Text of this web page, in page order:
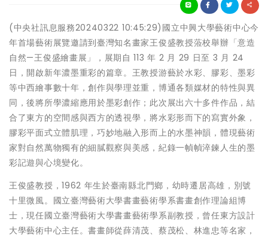
(中央社訊息服務20240322 10:45:29)國立中興大學藝術中心今
年首場藝術展覽邀請到臺灣知名畫家王俊盛教授蒞校舉辦「意造
自然—王俊盛繪畫展」，展期自 113 年 2 月 29 日至 3 月 24
日，開啟新年濃墨重彩的篇章。王教授游藝於水彩、膠彩、墨彩
等中西繪事數十年，創作與學理並重，博通各類媒材的特性與異
同，後將所學濃縮應用於墨彩創作；此次展出六十多件作品，結
合了東方的空間感與西方的透視學，將水彩形而下的寫實外象，
膠彩平面式立體肌理，巧妙地融入形而上的水墨神韻，體現藝術
家對自然萬物獨有的細膩觀察與美感，紀錄一幀幀淬鍊人生的墨
彩記遊與心境變化。
王俊盛教授，1962 年生於臺南縣北門鄉，幼時遷居高雄，別號
十里微風。國立臺灣藝術大學書畫藝術學系書畫創作理論組博
士，現任國立臺灣藝術大學書畫藝術學系副教授，曾任東方設計
大學藝術中心主任。書畫師從薛清茂、蔡茂松、林進忠等名家，